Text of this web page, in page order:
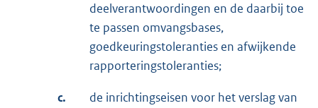
deelverantwoordingen en de daarbij toe
te passen omvangsbases,
goedkeuringstoleranties en afwijkende
rapporteringstoleranties;
c.
de inrichtingseisen voor het verslag van